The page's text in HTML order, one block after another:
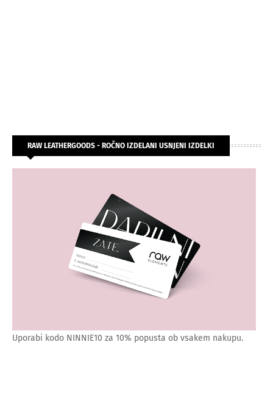
RAW LEATHERGOODS - ROČNO IZDELANI USNJENI IZDELKI
Uporabi kodo NINNIE10 za 10% popusta ob vsakem nakupu.